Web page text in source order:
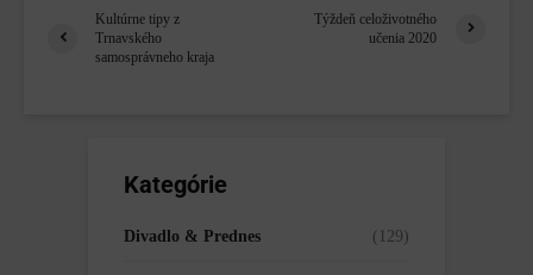
Kultúrne tipy z
Trnavského
samosprávneho kraja
Týždeň celoživotného
učenia 2020
Kategórie
Divadlo & Prednes (129)